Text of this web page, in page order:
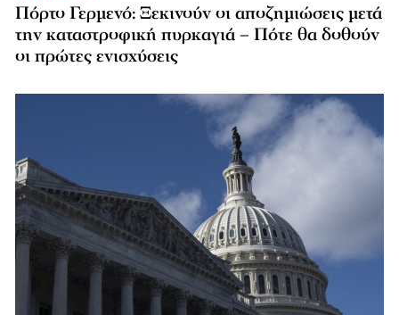
Πόρτο Γερμενό: Ξεκινούν οι αποζημιώσεις μετά
την καταστροφική πυρκαγιά – Πότε θα δοθούν
οι πρώτες ενισχύσεις